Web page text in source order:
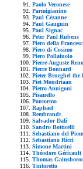
Paolo Veronese
Parmigianino
Paul Cézanne
Paul Gauguin
Paul Signac
Peter Paul Rubens
Piero della
Piero di Cosimo
Piero Pollaiuolo
Pierre-Auguste
Pierre Bonnard
Pieter Brueghel the
Piet Mondriaan
Pietro Annigoni
Pisanello
Pontormo
Raphael
Rembrandt
Salvador Dalì
Sandro Botticelli
Sebastiano del
Sebastiano Ricci
Simone Martini
Théodore Géricault
Thomas
Tintoretto